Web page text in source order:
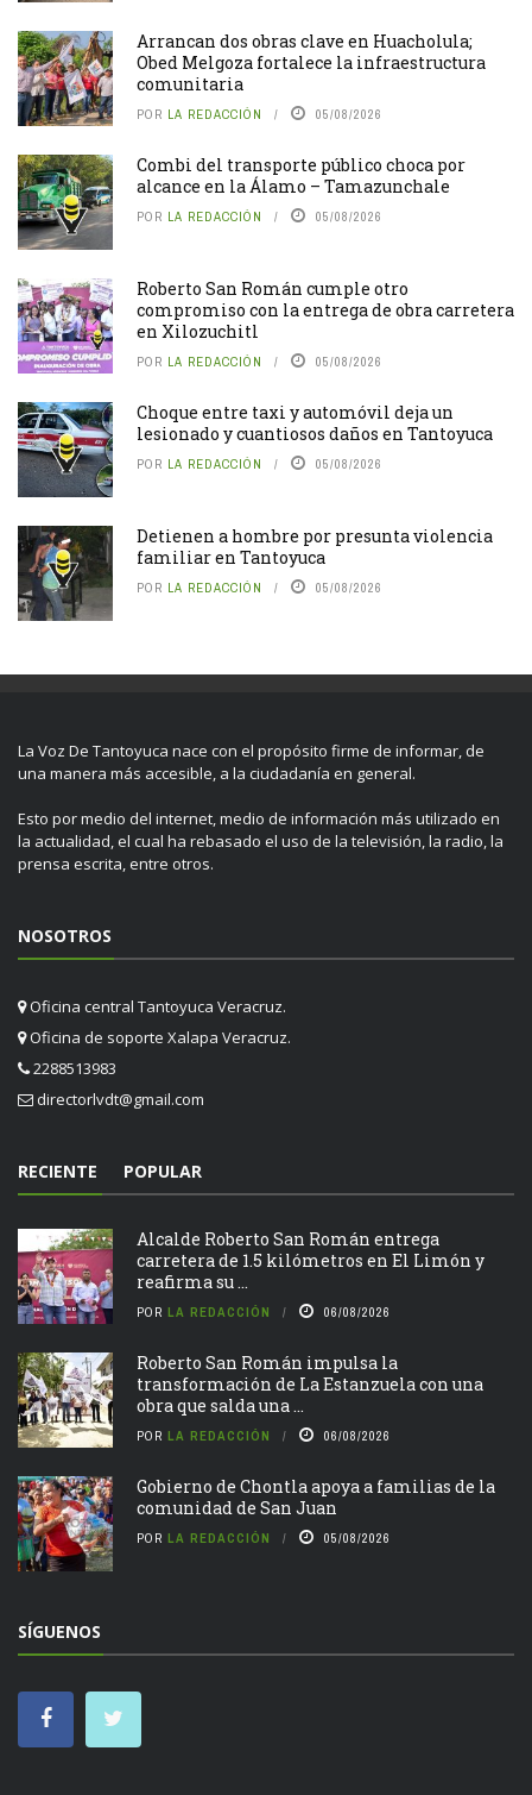
Arrancan dos obras clave en Huacholula;
Obed Melgoza fortalece la infraestructura
comunitaria
POR LA REDACCIÓN 05/08/2026
Combi del transporte público choca por
alcance en la Álamo – Tamazunchale
POR LA REDACCIÓN 05/08/2026
Roberto San Román cumple otro
compromiso con la entrega de obra carretera
en Xilozuchitl
POR LA REDACCIÓN 05/08/2026
Choque entre taxi y automóvil deja un
lesionado y cuantiosos daños en Tantoyuca
POR LA REDACCIÓN 05/08/2026
Detienen a hombre por presunta violencia
familiar en Tantoyuca
POR LA REDACCIÓN 05/08/2026
La Voz De Tantoyuca nace con el propósito firme de informar, de
una manera más accesible, a la ciudadanía en general.
Esto por medio del internet, medio de información más utilizado en
la actualidad, el cual ha rebasado el uso de la televisión, la radio, la
prensa escrita, entre otros.
NOSOTROS
Oficina central Tantoyuca Veracruz.
Oficina de soporte Xalapa Veracruz.
2288513983
directorlvdt@gmail.com
RECIENTE POPULAR
Alcalde Roberto San Román entrega
carretera de 1.5 kilómetros en El Limón y
reafirma su ...
POR LA REDACCIÓN 06/08/2026
Roberto San Román impulsa la
transformación de La Estanzuela con una
obra que salda una ...
POR LA REDACCIÓN 06/08/2026
Gobierno de Chontla apoya a familias de la
comunidad de San Juan
POR LA REDACCIÓN 05/08/2026
SÍGUENOS